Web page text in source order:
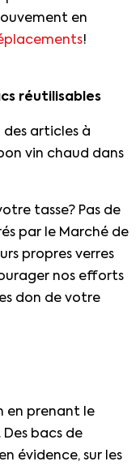
en
!
réutilisables
des articles à
vin chaud dans
tasse? Pas de
par le Marché de
propres verres
nos efforts
don de votre
en prenant le
bacs de
évidence, sur les